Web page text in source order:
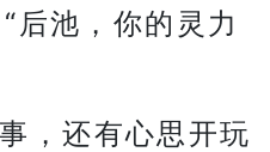
后池，你的灵力
，还有心思开玩